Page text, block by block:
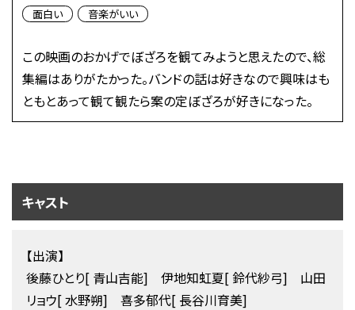
面白い 音楽がいい
この映画のおかげでぼざろを観てみようと思えたので、総
集編はありがたかった。バンドの話は好きなので興味はも
ともとあって観て観たら案の定ぼざろが好きになった。
キャスト
【出演】
後藤ひとり[ 青山吉能] 伊地知虹夏[ 鈴代紗弓] 山田
リョウ[ 水野朔] 喜多郁代[ 長谷川育美]